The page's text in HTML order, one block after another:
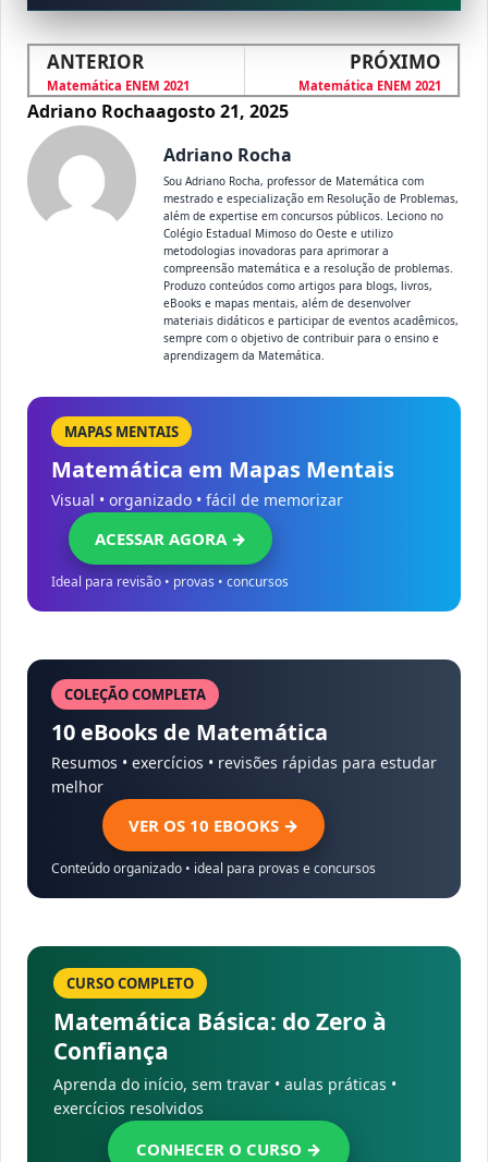
ANTERIOR
Matemática ENEM 2021
PRÓXIMO
Matemática ENEM 2021
Adriano Rochaagosto 21, 2025
Adriano Rocha
Sou Adriano Rocha, professor de Matemática com
mestrado e especialização em Resolução de Problemas,
além de expertise em concursos públicos. Leciono no
Colégio Estadual Mimoso do Oeste e utilizo
metodologias inovadoras para aprimorar a
compreensão matemática e a resolução de problemas.
Produzo conteúdos como artigos para blogs, livros,
eBooks e mapas mentais, além de desenvolver
materiais didáticos e participar de eventos acadêmicos,
sempre com o objetivo de contribuir para o ensino e
aprendizagem da Matemática.
MAPAS MENTAIS
Matemática em Mapas Mentais
Visual • organizado • fácil de memorizar
ACESSAR AGORA →
Ideal para revisão • provas • concursos
COLEÇÃO COMPLETA
10 eBooks de Matemática
Resumos • exercícios • revisões rápidas para estudar
melhor
VER OS 10 EBOOKS →
Conteúdo organizado • ideal para provas e concursos
CURSO COMPLETO
Matemática Básica: do Zero à
Confiança
Aprenda do início, sem travar • aulas práticas •
exercícios resolvidos
CONHECER O CURSO →